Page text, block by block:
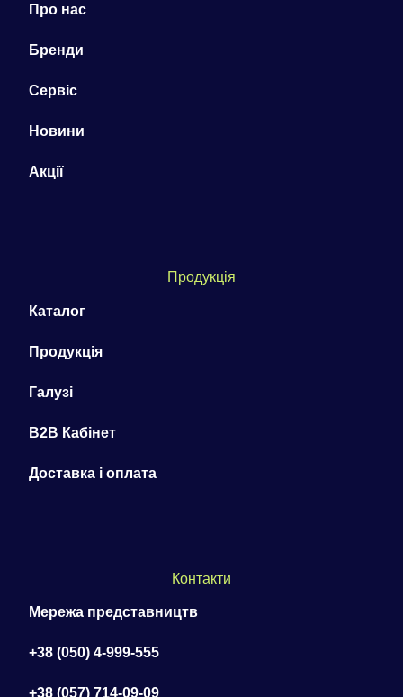
Про нас
Бренди
Сервіс
Новини
Акції
Продукція
Каталог
Продукція
Галузі
B2B Кабінет
Доставка і оплата
Контакти
Мережа представництв
+38 (050) 4-999-555
+38 (057) 714-09-09